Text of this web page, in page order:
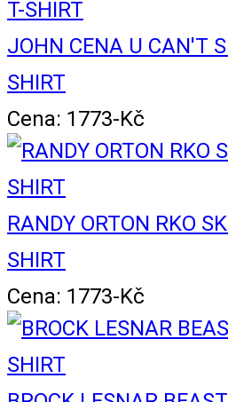
JOHN CENA U CAN'T
SHIRT
Cena: 1773-Kč
RANDY ORTON RKO
SHIRT
Cena: 1773-Kč